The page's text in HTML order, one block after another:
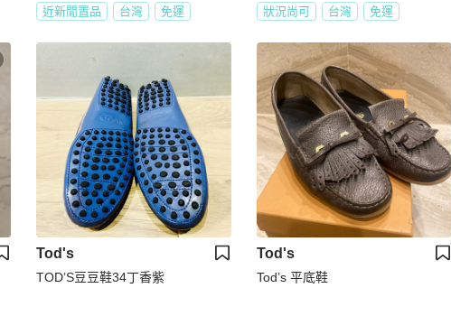
近新閒置品 台灣 免運 狀況尚可 台灣 免運
Tod's
TOD’S豆豆鞋34丁香紫
Tod's
Tod’s 平底鞋